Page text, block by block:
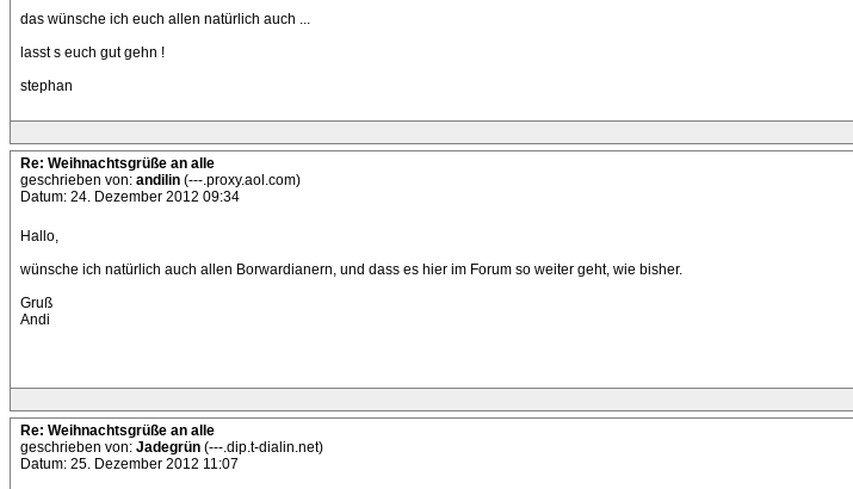
das wünsche ich euch allen natürlich auch ...
lasst s euch gut gehn !
stephan
Re: Weihnachtsgrüße an alle
geschrieben von: andilin (---.proxy.aol.com)
Datum: 24. Dezember 2012 09:34
Hallo,
wünsche ich natürlich auch allen Borwardianern, und dass es hier im Forum so weiter geht, wie bisher.
Gruß
Andi
Re: Weihnachtsgrüße an alle
geschrieben von: Jadegrün (---.dip.t-dialin.net)
Datum: 25. Dezember 2012 11:07